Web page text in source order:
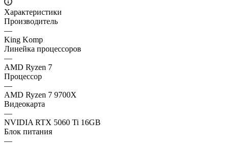
Характеристики
Производитель
—
King Komp
Линейка процессоров
—
AMD Ryzen 7
Процессор
—
AMD Ryzen 7 9700X
Видеокарта
—
NVIDIA RTX 5060 Ti 16GB
Блок питания
—